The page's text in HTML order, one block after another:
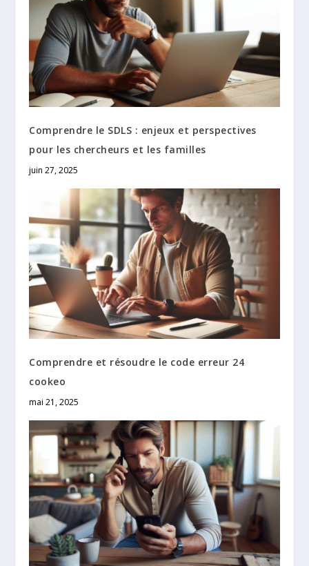
Comprendre le SDLS : enjeux et perspectives
pour les chercheurs et les familles
juin 27, 2025
Comprendre et résoudre le code erreur 24
cookeo
mai 21, 2025